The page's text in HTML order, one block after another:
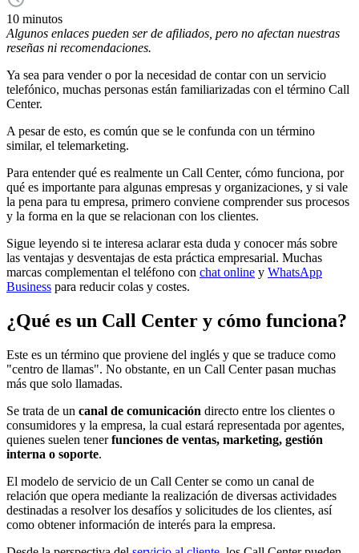
10 minutos
Algunos enlaces pueden ser de afiliados, pero no afectan nuestras
reseñas ni recomendaciones.
Ya sea para vender o por la necesidad de contar con un servicio
telefónico, muchas personas están familiarizadas con el término Call
Center.
A pesar de esto, es común que se le confunda con un término
similar, el telemarketing.
Para entender qué es realmente un Call Center, cómo funciona, por
qué es importante para algunas empresas y organizaciones, y si vale
la pena para tu empresa, primero conviene comprender sus procesos
y la forma en la que se relacionan con los clientes.
Sigue leyendo si te interesa aclarar esta duda y conocer más sobre
las ventajas y desventajas de esta práctica empresarial. Muchas
marcas complementan el teléfono con chat online y WhatsApp
Business para reducir colas y costes.
¿Qué es un Call Center y cómo funciona?
Este es un término que proviene del inglés y que se traduce como
"centro de llamas". No obstante, en un Call Center pasan muchas
más que solo llamadas.
Se trata de un canal de comunicación directo entre los clientes o
consumidores y la empresa, la cual estará representada por agentes,
quienes suelen tenerfunciones de ventas, marketing, gestión
interna o soporte.
El modelo de servicio de un Call Center se como un canal de
relación que opera mediante la realización de diversas actividades
destinadas a resolver los desafíos y solicitudes de los clientes, así
como obtener información de interés para la empresa.